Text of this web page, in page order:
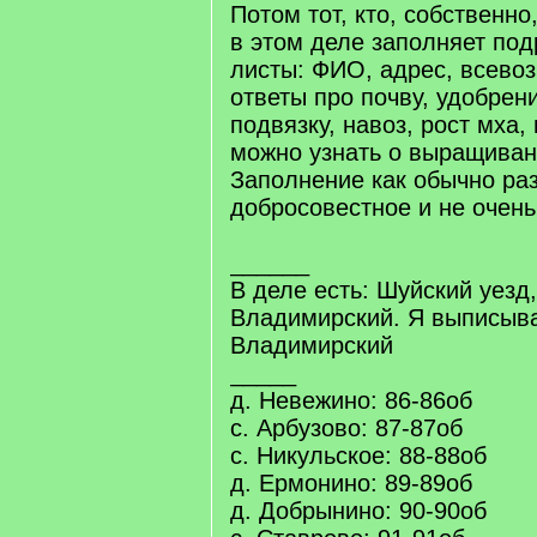
Потом тот, кто,
в этом деле заполняет
листы: ФИО, адрес,
ответы про почву,
подвязку, навоз, рост
можно узнать о
Заполнение как обычно
добросовестное и не
В деле есть: Шуйский
Владимирский. Я
Владимирский
д. Невежино: 86-86об
с. Арбузово: 87-87об
с. Никульское: 88-88об
д. Ермонино: 89-89об
д. Добрынино: 90-90об